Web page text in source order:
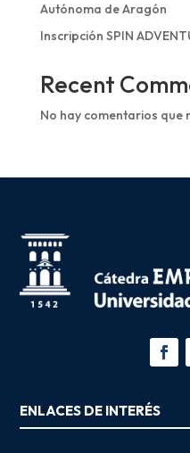
Autónoma de Aragón
Inscripción SPIN
Recent
No hay comentarios que
ENLACES DE INTERÉS